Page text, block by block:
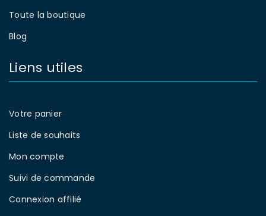
Toute la boutique
Blog
Liens utiles
Votre panier
Liste de souhaits
Mon compte
Suivi de commande
Connexion affilié